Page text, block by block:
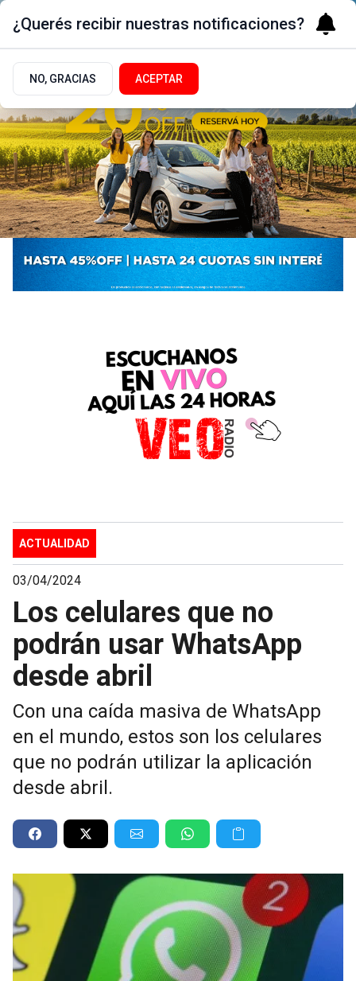
ACTUALIDAD
03/04/2024
Los celulares que no
podrán usar WhatsApp
desde abril
Con una caída masiva de WhatsApp
en el mundo, estos son los celulares
que no podrán utilizar la aplicación
desde abril.
¿Querés recibir nuestras notificaciones?
NO, GRACIAS ACEPTAR